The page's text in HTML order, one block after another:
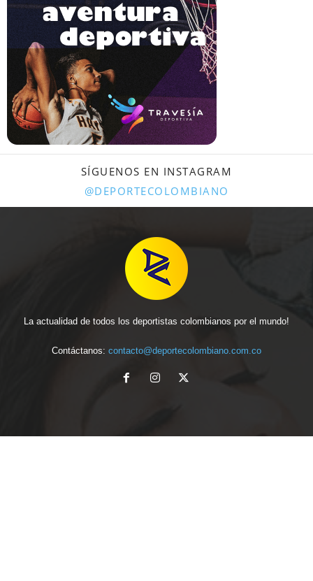
SÍGUENOS EN INSTAGRAM
@DEPORTECOLOMBIANO
La actualidad de todos los deportistas colombianos por el mundo!
Contáctanos: contacto@deportecolombiano.com.co